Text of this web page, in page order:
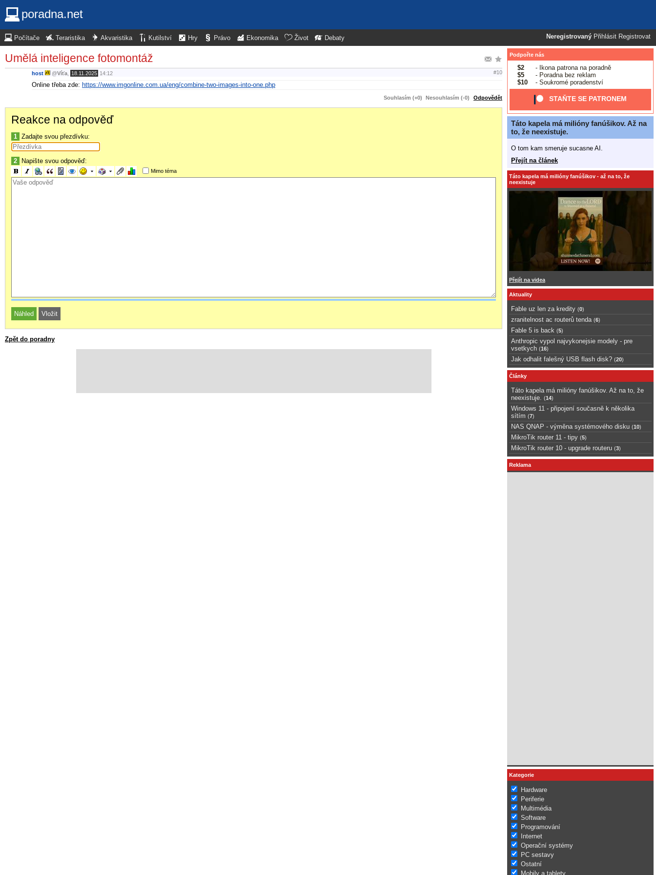
poradna.net
Neregistrovaný Přihlásit Registrovat
Počítače Teraristika Akvaristika Kutilství Hry Právo Ekonomika Život Debaty
Umělá inteligence fotomontáž
host @Víťa 18.11.2025 14:12 #10
Online třeba zde: https://www.imgonline.com.ua/eng/combine-two-images-into-one.php
Souhlasím (+0) Nesouhlasím (-0) Odpovědět
Reakce na odpověď
1 Zadajte svou přezdívku:
2 Napište svou odpověď:
Mimo téma
Zpět do poradny
Podpořte nás
$2
- Ikona patrona na poradně
$5
- Poradna bez reklam
$10
- Soukromé poradenství
STAŇTE SE PATRONEM
Táto kapela má milióny fanúšikov. Až na
to, že neexistuje.
O tom kam smeruje sucasne AI.
Přejít na článek
Táto kapela má milióny fanúšikov - až na to, že
neexistuje
Přejít na videa
Aktuality
Fable uz len za kredity (0)
zranitelnost ac routerů tenda (6)
Fable 5 is back (5)
Anthropic vypol najvykonejsie modely - pre
vsetkych (16)
Jak odhalit falešný USB flash disk? (20)
Články
Táto kapela má milióny fanúšikov. Až na to, že
neexistuje.
(14)
Windows 11 - připojení současně k několika
sítím (7)
NAS QNAP - výměna systémového disku (10)
MikroTik router 11 - tipy (5)
MikroTik router 10 - upgrade routeru (3)
Reklama
Kategorie
Hardware
Periferie
Multimédia
Software
Programování
Internet
Operační systémy
PC sestavy
Ostatní
Mobily a tablety